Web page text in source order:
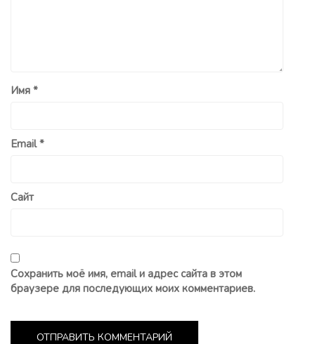
Имя *
Email*
Сайт
Сохранить моё имя, email и адрес сайта в этом
браузере для последующих моих комментариев.